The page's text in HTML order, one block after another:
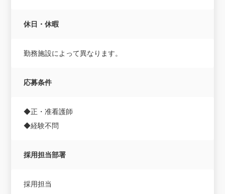
休日・休暇
勤務施設によって異なります。
応募条件
◆正・准看護師
◆経験不問
採用担当部署
採用担当